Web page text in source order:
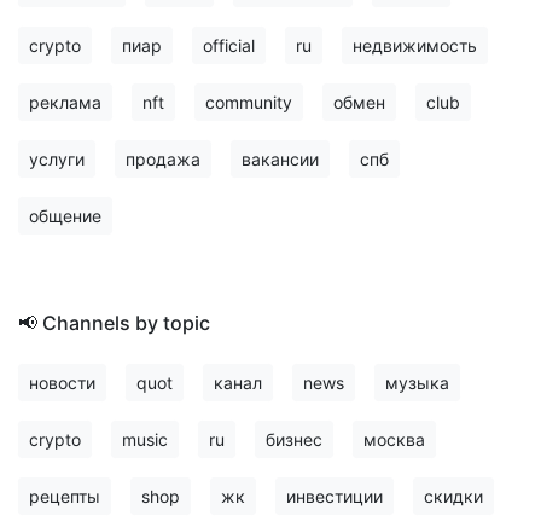
crypto пиар official ru недвижимость
реклама nft community обмен club
услуги продажа вакансии спб
общение
📢 Channels by topic
новости quot канал news музыка
crypto music ru бизнес москва
рецепты shop жк инвестиции скидки